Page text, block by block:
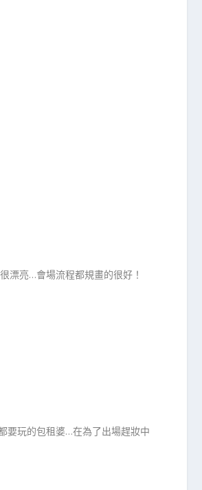
漂亮…會場流程都規畫的很好！
要玩的包租婆…在為了出場趕妝中